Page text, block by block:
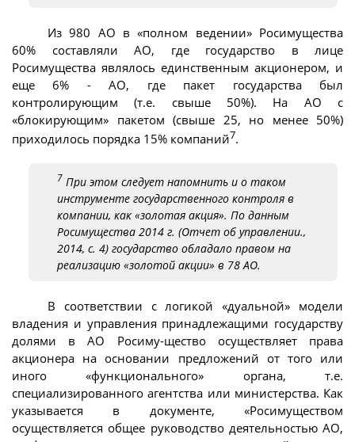
Из 980 АО в «полном ведении» Росимущества
60% составляли АО, где государство в лице
Росимущества являлось единственным акционером, и
еще 6% - АО, где пакет государства был
контролирующим (т.е. свыше 50%). На АО с
«блокирующим» пакетом (свыше 25, но менее 50%)
приходилось порядка 15% компаний7.
7 При этом следует напомнить и о таком
инструменте государственного контроля в
компании, как «золотая акция». По данным
Росимущества 2014 г. (Отчет об управлении.,
2014, с. 4) государство обладало правом на
реализацию «золотой акции» в 78 АО.
В соответствии с логикой «дуальной» модели
владения и управления принадлежащими государству
долями в АО Росиму-щество осуществляет права
акционера на основании предложений от того или
иного «функционального» органа, т.е.
специализированного агентства или министерства. Как
указывается в документе, «Росимуществом
осуществляется общее руководство деятельностью АО,